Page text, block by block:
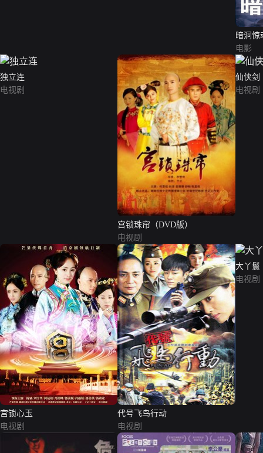
暗洞惊
电影
独立连
电视剧
宫锁珠帘（DVD版）
电视剧
仙侠剑
电视剧
宫锁心玉
电视剧
代号飞鸟行动
电视剧
大丫鬟
电视剧